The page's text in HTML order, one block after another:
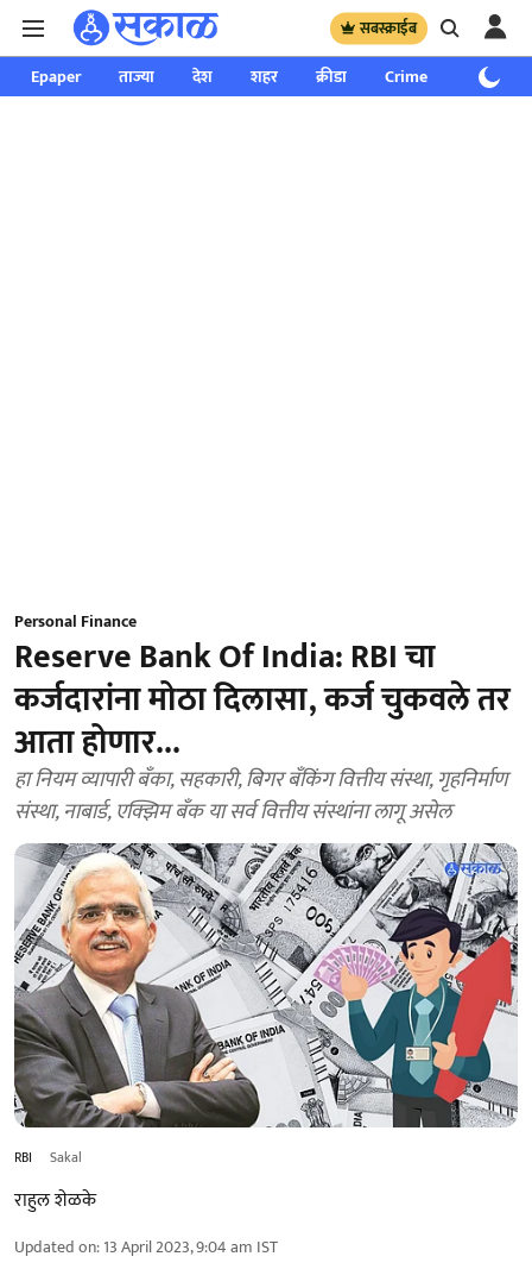
सबस्क्राईब
Epaper ताज्या देश शहर क्रीडा Crime साप्ताहिक
Personal Finance
Reserve Bank Of India: RBI चा
कर्जदारांना मोठा दिलासा, कर्ज चुकवले तर
आता होणार...
हा नियम व्यापारी बँका, सहकारी, बिगर बँकिंग वित्तीय संस्था, गृहनिर्माण
संस्था, नाबार्ड, एक्झिम बँक या सर्व वित्तीय संस्थांना लागू असेल
RBI Sakal
राहुल शेळके
Updated on:13 April 2023, 9:04 am IST